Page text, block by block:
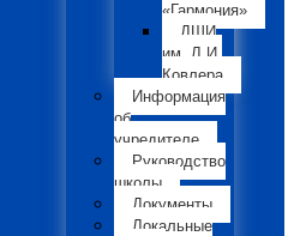
«Гармония»
ДШИ
им. Л.И.
Ковлера
Информация
об
учредителе
Руководство
школы
Документы
Локальные